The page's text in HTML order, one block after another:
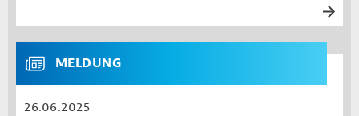
MELDUNG
26.06.2025